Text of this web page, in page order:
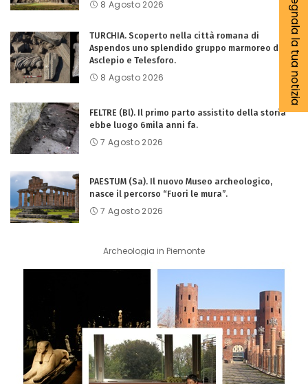
8 Agosto 2026
TURCHIA. Scoperto nella città romana di
Aspendos uno splendido gruppo marmoreo di
Asclepio e Telesforo.
8 Agosto 2026
FELTRE (Bl). Il primo parto assistito della storia
ebbe luogo 6mila anni fa.
7 Agosto 2026
PAESTUM (Sa). Il nuovo Museo archeologico,
nasce il percorso “Fuori le mura”.
7 Agosto 2026
Archeologia in Piemonte
Segnala la tua notizia